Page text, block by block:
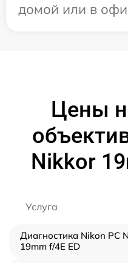
домой или в
Цены
Nikkor
Услуга
Диагностика Nikon PC
19mm f/4E ED